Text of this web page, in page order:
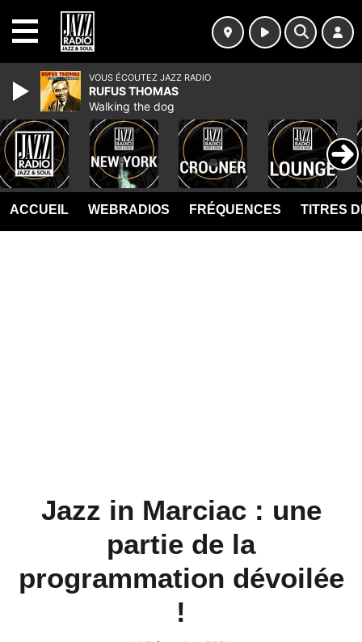
ACCUEIL WEBRADIOS FRÉQUENCES TITRES
Jazz in Marciac : une
partie de la
programmation dévoilée
!
VOUS ÉCOUTEZ JAZZ RADIO
RUFUS THOMAS
Walking the dog